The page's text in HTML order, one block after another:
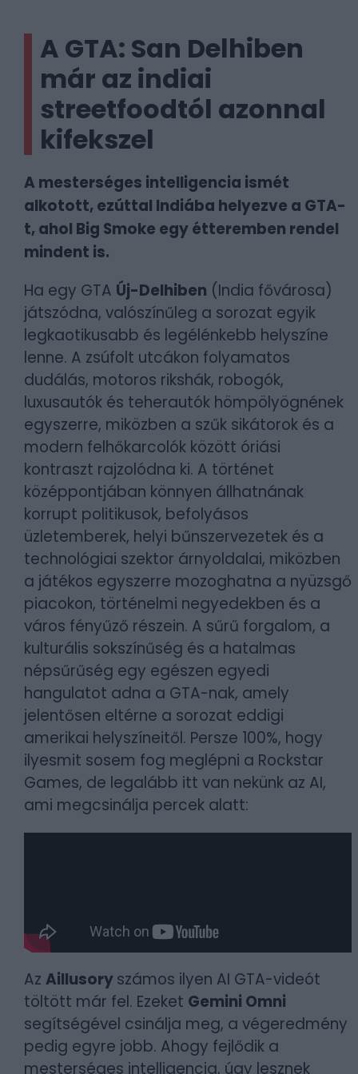
A GTA: San Delhiben
már az indiai
streetfoodtól azonnal
kifekszel
A mesterséges intelligencia ismét
alkotott, ezúttal Indiába helyezve a GTA-
t, ahol Big Smoke egy étteremben rendel
mindent is.
Ha egy GTA Új-Delhiben (India fővárosa)
játszódna, valószínűleg a sorozat egyik
legkaotikusabb és legélénkebb helyszíne
lenne. A zsúfolt utcákon folyamatos
dudálás, motoros rikshák, robogók,
luxusautók és teherautók hömpölyögnének
egyszerre, miközben a szűk sikátorok és a
modern felhőkarcolók között óriási
kontraszt rajzolódna ki. A történet
középpontjában könnyen állhatnának
korrupt politikusok, befolyásos
üzletemberek, helyi bűnszervezetek és a
technológiai szektor árnyoldalai, miközben
a játékos egyszerre mozoghatna a nyüzsgő
piacokon, történelmi negyedekben és a
város fényűző részein. A sűrű forgalom, a
kulturális sokszínűség és a hatalmas
népsűrűség egy egészen egyedi
hangulatot adna a GTA-nak, amely
jelentősen eltérne a sorozat eddigi
amerikai helyszíneitől. Persze 100%, hogy
ilyesmit sosem fog meglépni a Rockstar
Games, de legalább itt van nekünk az AI,
ami megcsinálja percek alatt:
Az Aillusoryszámos ilyen AI GTA-videót
töltött már fel. Ezeket Gemini Omni
segítségével csinálja meg, a végeredmény
pedig egyre jobb. Ahogy fejlődik a
mesterséges intelligencia, úgy lesznek